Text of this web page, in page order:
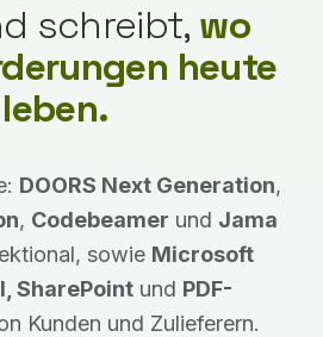
schreibt, wo
heute
leben.
DOORS Next Generation,
, Codebeamer und Jama
sowie Microsoft
SharePoint und PDF-
Kunden und Zulieferern.